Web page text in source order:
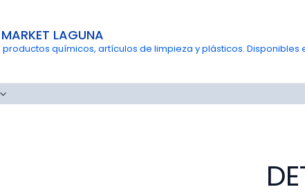
LAGUNA
productos químicos, artículos de limpieza y plásticos.